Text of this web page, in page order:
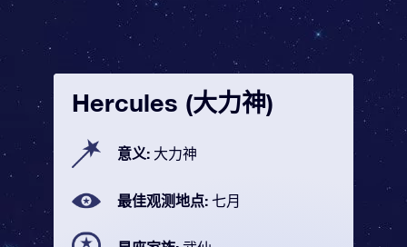
Hercules (大力神)
意义: 大力神
最佳观测地点: 七月